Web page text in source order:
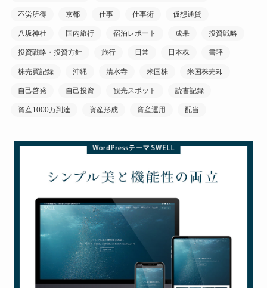
不労所得 京都 仕事 仕事術 仮想通貨
八坂神社 国内旅行 宿泊レポート 成果 投資戦略
投資戦略・投資方針 旅行 日常 日本株 書評
株売買記録 沖縄 清水寺 米国株 米国株売却
自己啓発 自己投資 観光スポット 読書記録
資産1000万到達 資産形成 資産運用 配当